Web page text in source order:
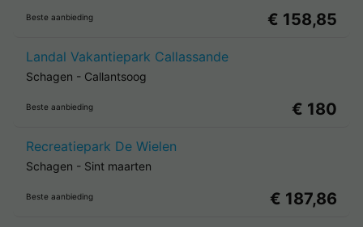
Beste aanbieding € 158,85
Landal Vakantiepark Callassande
Schagen - Callantsoog
Beste aanbieding € 180
Recreatiepark De Wielen
Schagen - Sint maarten
Beste aanbieding € 187,86